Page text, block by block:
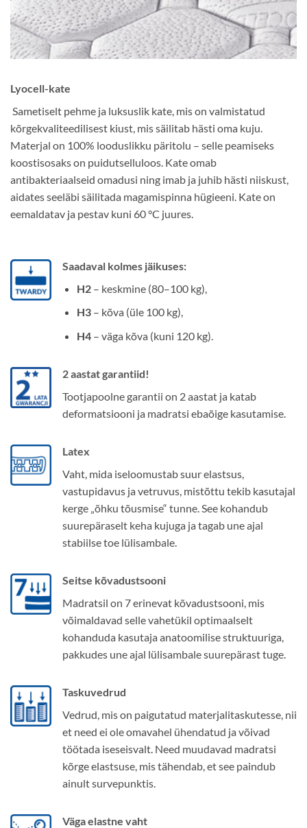
Lyocell-kate
Sametiselt pehme ja luksuslik kate, mis on valmistatud
kõrgekvaliteedilisest kiust, mis säilitab hästi oma kuju.
Materjal on 100% looduslikku päritolu – selle peamiseks
koostisosaks on puidutselluloos. Kate omab
antibakteriaalseid omadusi ning imab ja juhib hästi niiskust,
aidates seeläbi säilitada magamispinna hügieeni. Kate on
eemaldatav ja pestav kuni 60 °C juures.
Saadaval kolmes jäikuses:
H2– keskmine (80–100 kg),
H3– kõva (üle 100 kg),
H4– väga kõva (kuni 120 kg).
2 aastat garantiid!
Tootjapoolne garantii on 2 aastat ja katab
deformatsiooni ja madratsi ebaõige kasutamise.
Latex
Vaht, mida iseloomustab suur elastsus,
vastupidavus ja vetruvus, mistõttu tekib kasutajal
kerge „õhku tõusmise“ tunne. See kohandub
suurepäraselt keha kujuga ja tagab une ajal
stabiilse toe lülisambale.
Seitse kõvadustsooni
Madratsil on 7 erinevat kõvadustsooni, mis
võimaldavad selle vahetükil optimaalselt
kohanduda kasutaja anatoomilise struktuuriga,
pakkudes une ajal lülisambale suurepärast tuge.
Taskuvedrud
Vedrud, mis on paigutatud materjalitaskutesse, nii
et need ei ole omavahel ühendatud ja võivad
töötada iseseisvalt. Need muudavad madratsi
kõrge elastsuse, mis tähendab, et see paindub
ainult survepunktis.
Väga elastne vaht